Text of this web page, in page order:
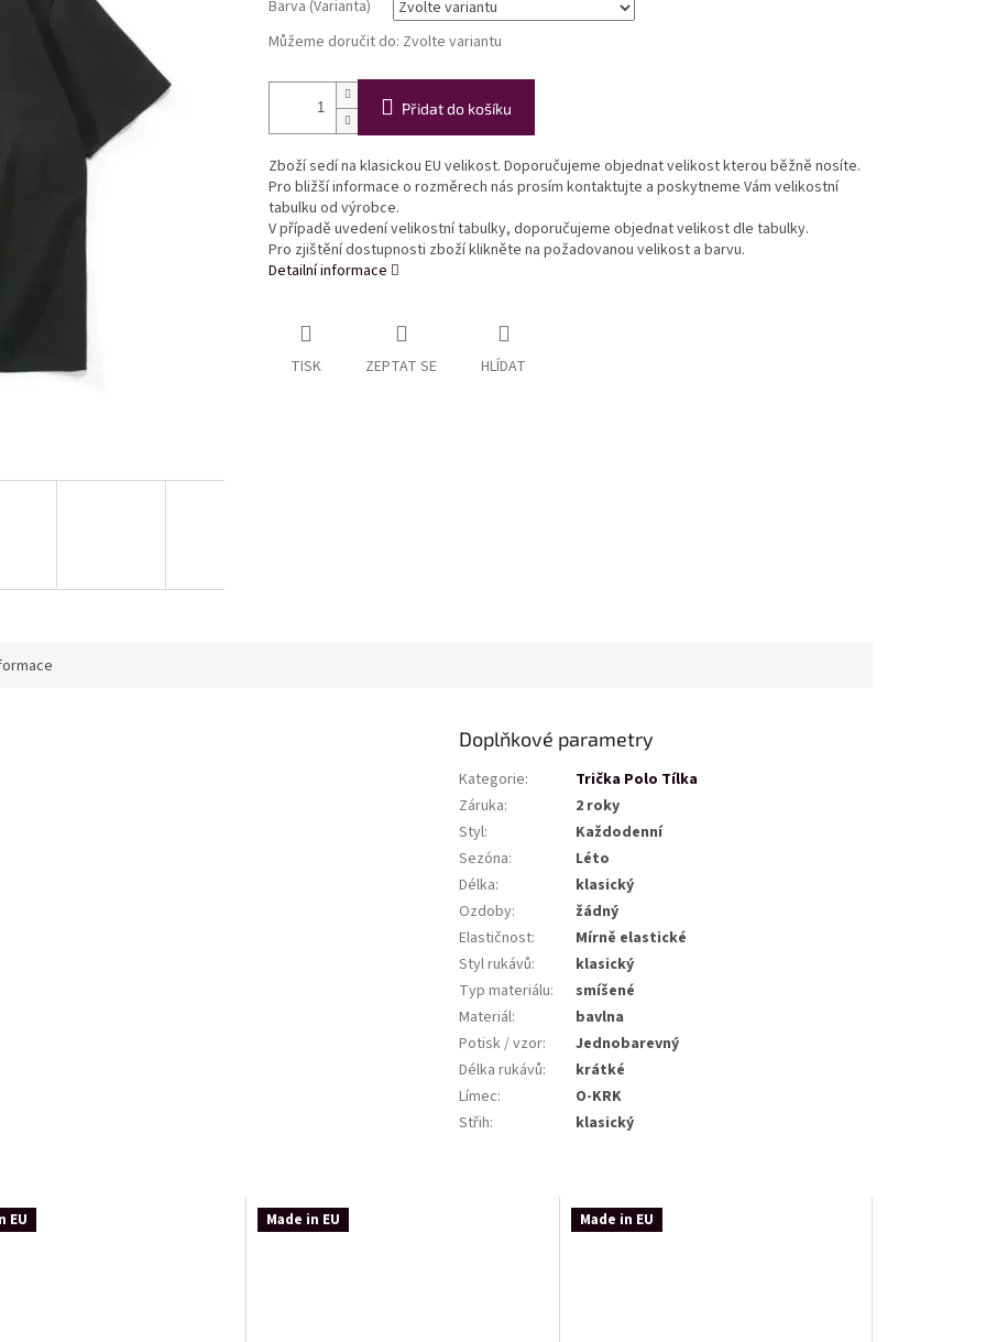
Barva (Varianta)
Můžeme doručit do: Zvolte variantu
Přidat do košíku
Zboží sedí na klasickou EU velikost. Doporučujeme objednat velikost kterou běžně nosíte.
Pro bližší informace o rozměrech nás prosím kontaktujte a poskytneme Vám velikostní
tabulku od výrobce.
V případě uvedení velikostní tabulky, doporučujeme objednat velikost dle tabulky.
Pro zjištění dostupnosti zboží klikněte na požadovanou velikost a barvu.
Detailní informace
TISK ZEPTAT SE HLÍDAT
Doplňkové parametry
Kategorie:
Trička Polo Tílka
Záruka:
2 roky
Styl:
Každodenní
Sezóna:
Léto
Délka:
klasický
Ozdoby:
žádný
Elastičnost:
Mírně elastické
Styl rukávů:
klasický
Typ materiálu:
smíšené
Materiál:
bavlna
Potisk / vzor:
Jednobarevný
Délka rukávů:
krátké
Límec:
O-KRK
Střih: klasický
EU Made in EU Made in EU